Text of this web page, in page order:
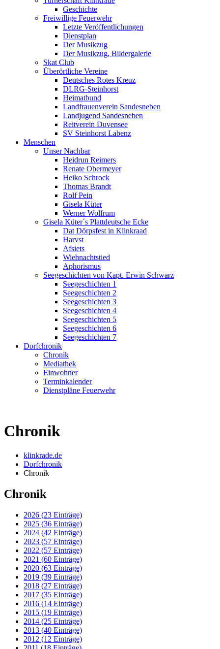
Geschichte
Freiwillige Feuerwehr
Letzte Veröffentlichungen
Dienstplan
Der Musikzug
Der Musikzug, Bildergalerie
Skat Club
Überörtliche Vereine
Deutsches Rotes Kreuz
DLRG-Steinhorst
Heimatbund
Landfrauenverein Sandesneben
Landjugend Sandesneben
Reitverein Duvensee
SV Steinhorst Labenz
Menschen
Unser Nachbar
Heidrun Reimers
Renate Obermeyer
Heiko Schrock
Thomas Brandt
Rolf Pein
Gisela Küter
Werner Wolfrum
Gisela Küter´s Plattdeutsche Ecke
Dat Dörpsfest in Klinkraad
Harvst
Afsiets
Wiehnachtstied
Aphorismus
Seegeschichten von Kapt. Erwin Schwarz
Seegeschichten 1
Seegeschichten 2
Seegeschichten 3
Seegeschichten 4
Seegeschichten 5
Seegeschichten 6
Seegeschichten 7
Dorfchronik
Chronik
Mediathek
Einwohner
Terminkalender
Dienstpläne Feuerwehr
Chronik
klinkrade.de
Dorfchronik
Chronik
Chronik
2026 (23 Einträge)
2025 (36 Einträge)
2024 (42 Einträge)
2023 (57 Einträge)
2022 (57 Einträge)
2021 (60 Einträge)
2020 (63 Einträge)
2019 (39 Einträge)
2018 (27 Einträge)
2017 (35 Einträge)
2016 (14 Einträge)
2015 (19 Einträge)
2014 (25 Einträge)
2013 (40 Einträge)
2012 (12 Einträge)